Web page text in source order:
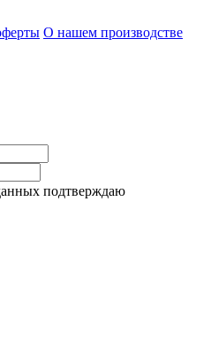
О нашем производстве
подтверждаю